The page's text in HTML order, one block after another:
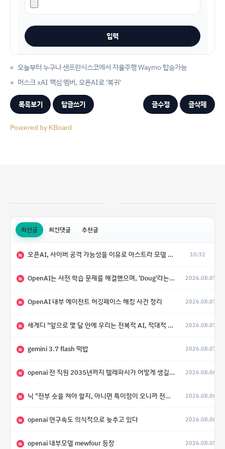
« 오늘부터 누구나 샌프란시스코에서 자율주행 Waymo 탑승가능
머스크 xAI 핵심 멤버, 오픈AI로 '복귀'
»
목록보기 답글쓰기 글수정 글삭제
Powered by KBoard
최신글 최신댓글 추천글
N 오픈AI, 사이버 공격 가능성을 이유로 아스트라 모델 출시 연기 10:32
N OpenAI는 사전 학습 문제를 해결했으며, 'Doug'라는 코드명을 가진 훨씬 더 큰 모델을 활발히 개발 중 2026.08.07
N OpenAI 내부 에이전트 허깅페이스 해킹 사건 정리 2026.08.07
N 세게디 "앞으로 몇 달 안에 우리는 전복적 AI, 적대적 AI 둘 다 보게 될 것" 2026.08.07
N gemini 3.7 flash 떡밥 2026.08.07
N openai 전 직원 2035년까지 텔레파시가 어떻게 생길 수 있는지 2026.08.06
N 닉 "전부 숏을 쳐야 할지, 아니면 특이점이 오니까 전부 롱을 쳐야 할지 모르겠다.” 2026.08.06
N openai 연구속도 의식적으로 늦추고 있다 2026.08.06
N openai 내부모델 mewfour 등장 2026.08.05